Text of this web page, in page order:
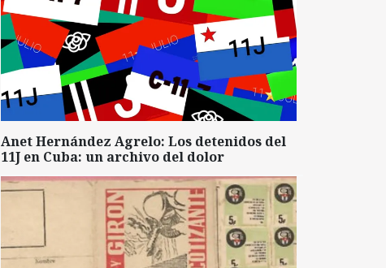
Anet Hernández Agrelo: Los detenidos del
11J en Cuba: un archivo del dolor